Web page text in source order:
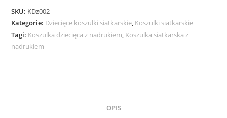
SKU: KDz002
Kategorie: Dziecięce koszulki siatkarskie, Koszulki siatkarskie
Tagi: Koszulka dziecięca z nadrukiem, Koszulka siatkarska z
nadrukiem
OPIS